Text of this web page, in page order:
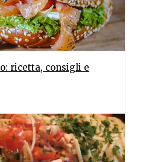
ricetta, consigli e